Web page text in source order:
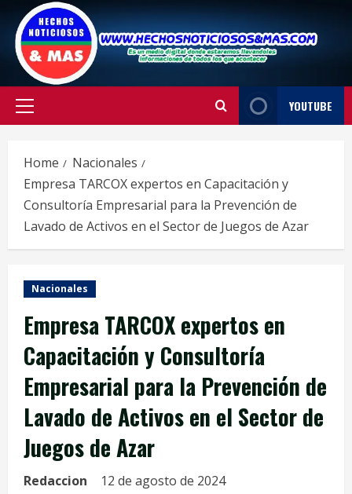
content
Primary
YOUTUBE
Home
Nacionales
Empresa TARCOX expertos en Capacitación y
Consultoría Empresarial para la Prevención de
Lavado de Activos en el Sector de Juegos de Azar
Nacionales
Empresa TARCOX expertos en
Capacitación y Consultoría
Empresarial para la Prevención de
Lavado de Activos en el Sector de
Juegos de Azar
Redaccion 12 de agosto de 2024